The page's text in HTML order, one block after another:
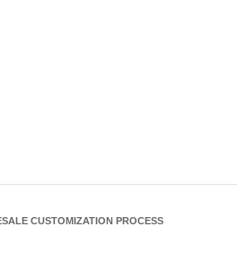
CUSTOMIZATION PROCESS